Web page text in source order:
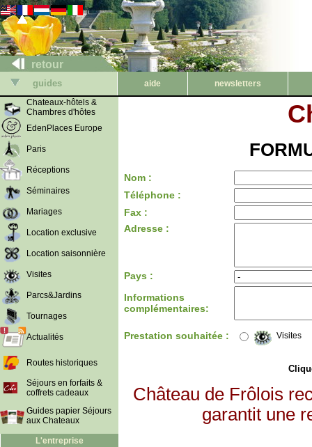
retour
guides aide
newsletters
Chateaux-hôtels &
Chambres d'hôtes
EdenPlaces Europe
Paris
Réceptions
Séminaires
Mariages
Location exclusive
Location saisonnière
Visites
Parcs&Jardins
Tournages
Actualités
Routes historiques
Séjours en forfaits &
coffrets cadeaux
Guides papier Séjours
aux Chateaux
L'entreprise
Nom :
Téléphone :
Fax :
Adresse :
Pays :
Informations
complémentaires:
Prestation souhaitée : Visites
Château de Frôlois
garantit une